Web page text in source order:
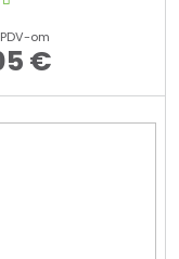
om
€